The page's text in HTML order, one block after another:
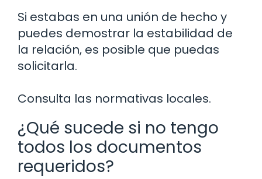
Si estabas en una unión de hecho y
puedes demostrar la estabilidad de
la relación, es posible que puedas
solicitarla.
Consulta las normativas locales.
¿Qué sucede si no tengo
todos los documentos
requeridos?